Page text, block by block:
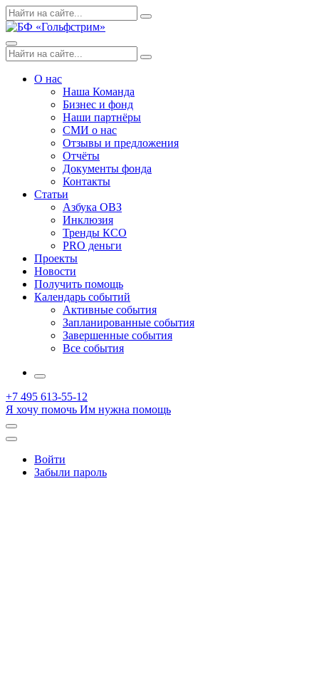
Skip
to
Поиск
по:
Search
Menu
Поиск
по:
Search
О нас
Наша Команда
Бизнес и фонд
Наши партнёры
СМИ о нас
Отзывы и предложения
Отчёты
Документы фонда
Контакты
Статьи
Азбука ОВЗ
Инклюзия
Тренды КСО
PRO деньги
Проекты
Новости
Получить помощь
Календарь событий
Активные события
Запланированные события
Завершенные события
Все события
More
+7 495 613-55-12
Я хочу помочь Им нужна помощь
Открыть
поиск
Профиль
Войти
Забыли пароль